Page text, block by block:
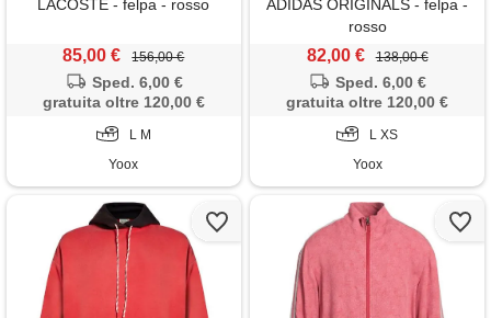
LACOSTE - felpa - rosso
85,00 € 156,00 €
Sped. 6,00 €
gratuita oltre 120,00 €
L M
Yoox
ADIDAS ORIGINALS - felpa -
rosso
82,00 € 138,00 €
Sped. 6,00 €
gratuita oltre 120,00 €
L XS
Yoox